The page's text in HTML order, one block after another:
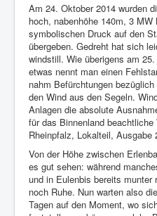
Am 24. Oktober 2014 wurden
hoch, nabenhöhe 140m, 3
symbolischen Druck auf den
übergeben. Gedreht hat sich
windstill. Wie überigens am
etwas nennt man einen
nahm Befürchtungen
den Wind aus den Segeln.
Anlagen die absolute
für das Binnenland
Rheinpfalz, Lokalteil, Ausgabe
Von der Höhe zwischen
es gut sehen: während
und in Eulenbis bereits
noch Ruhe. Nun warten also
Tagen auf den Moment, wo